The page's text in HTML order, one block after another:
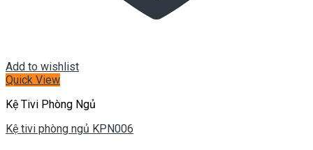
Add to wishlist
Quick View
Kệ Tivi Phòng Ngủ
Kệ tivi phòng ngủ KPN006